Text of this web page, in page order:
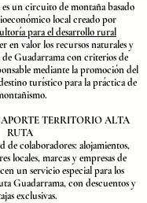
un circuito de montaña basado
local creado por
para el desarrollo rural
en valor los recursos naturales y
Guadarrama con criterios de
mediante la promoción del
turístico para la práctica de
TERRITORIO ALTA
RUTA
de colaboradores: alojamientos,
locales, marcas y empresas de
un servicio especial para los
Guadarrama, con descuentos y
exclusivas.